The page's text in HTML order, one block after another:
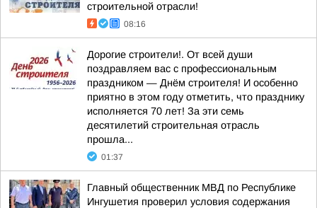
строительной отрасли!
08:16
Дорогие строители!. От всей души
поздравляем вас с профессиональным
праздником — Днём строителя! И особенно
приятно в этом году отметить, что празднику
исполняется 70 лет! За эти семь
десятилетий строительная отрасль
прошла...
01:37
Главный общественник МВД по Республике
Ингушетия проверил условия содержания